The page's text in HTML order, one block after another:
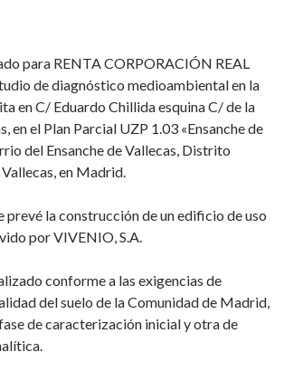
para RENTA CORPORACIÓN REAL
de diagnóstico medioambiental en la
en C/ Eduardo Chillida esquina C/ de la
en el Plan Parcial UZP 1.03 «Ensanche de
del Ensanche de Vallecas, Distrito
en Madrid.
prevé la construcción de un edificio de uso
por VIVENIO, S.A.
conforme a las exigencias de
del suelo de la Comunidad de Madrid,
de caracterización inicial y otra de